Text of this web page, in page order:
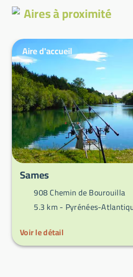
Aires à proximité
Aire d'accueil
Sames
908 Chemin de Bourouilla
5.3 km - Pyrénées-
Voir le détail